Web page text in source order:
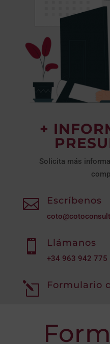
+
Solicita más
 Escríbenos
 Llámanos
+34 963 942 775
l Formulario